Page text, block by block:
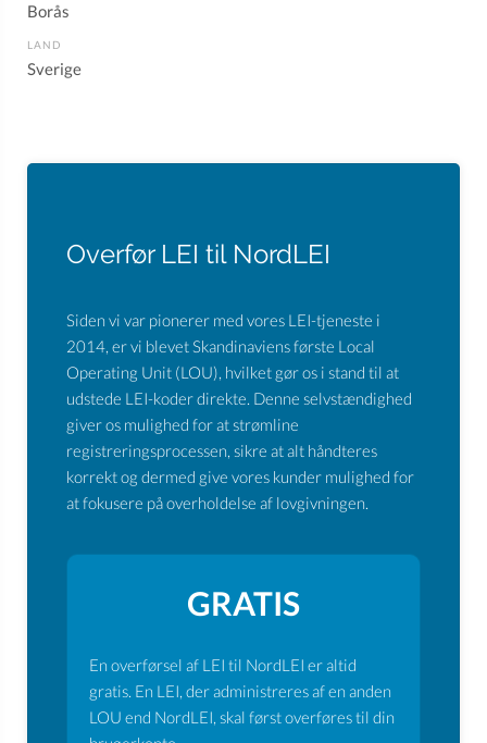
Borås
LAND
Sverige
Overfør LEI til NordLEI
Siden vi var pionerer med vores LEI-tjeneste i
2014, er vi blevet Skandinaviens første Local
Operating Unit (LOU), hvilket gør os i stand til at
udstede LEI-koder direkte. Denne selvstændighed
giver os mulighed for at strømline
registreringsprocessen, sikre at alt håndteres
korrekt og dermed give vores kunder mulighed for
at fokusere på overholdelse af lovgivningen.
GRATIS
En overførsel af LEI til NordLEI er altid
gratis. En LEI, der administreres af en anden
LOU end NordLEI, skal først overføres til din